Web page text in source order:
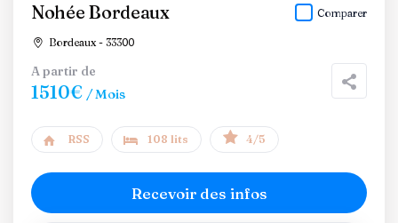
Nohée Bordeaux
Bordeaux - 33300
Comparer
A partir de
1510€ / Mois
RSS 108 lits 4/5
Recevoir des infos